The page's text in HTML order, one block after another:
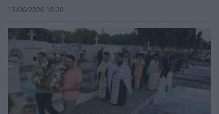
13/06/2026 18:20